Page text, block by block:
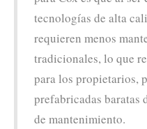
tecnologías de alta
requieren menos
tradicionales, lo que
para los propietarios,
prefabricadas baratas
de mantenimiento.